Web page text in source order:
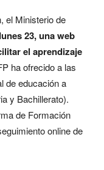
el Ministerio de
23, una web
el aprendizaje
ha ofrecido a las
de educación a
y Bachillerato).
de Formación
online de